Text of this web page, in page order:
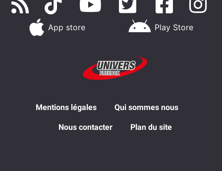
App store Play Store
Mentions légales Qui sommes nous
Nous contacter Plan du site